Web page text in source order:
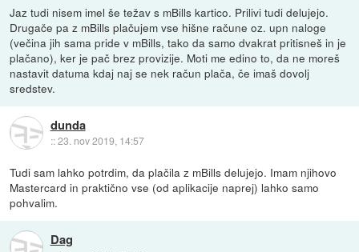
Jaz tudi nisem imel še težav s mBills kartico. Prilivi tudi delujejo.
Drugače pa z mBills plačujem vse hišne račune oz. upn naloge
(večina jih sama pride v mBills, tako da samo dvakrat pritisneš in je
plačano), ker je pač brez provizije. Moti me edino to, da ne moreš
nastavit datuma kdaj naj se nek račun plača, če imaš dovolj
sredstev.
dunda
::23. nov 2019, 14:57
Tudi sam lahko potrdim, da plačila z mBills delujejo. Imam njihovo
Mastercard in praktično vse (od aplikacije naprej) lahko samo
pohvalim.
Dag